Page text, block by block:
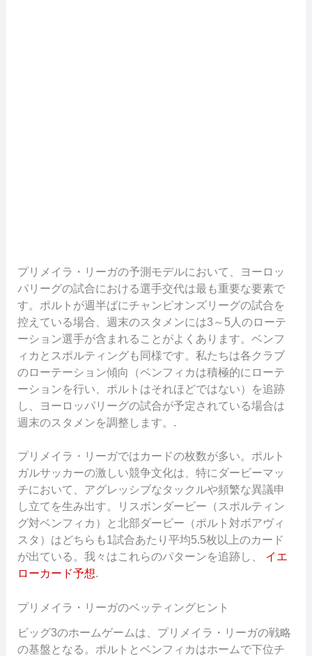
プリメイラ・リーガの予測モデルにおいて、ヨーロッ
パリーグの試合における選手交代は最も重要な要素で
す。ポルトが週半ばにチャンピオンズリーグの試合を
控えている場合、週末のスタメンには3～5人のローテ
ーション選手が含まれることがよくあります。ベンフ
ィカとスポルティングも同様です。私たちは各クラブ
のローテーション傾向（ベンフィカは積極的にローテ
ーションを行い、ポルトはそれほどではない）を追跡
し、ヨーロッパリーグの試合が予定されている場合は
週末のスタメンを調整します。.
プリメイラ・リーガではカードの枚数が多い。ポルト
ガルサッカーの激しい競争文化は、特にダービーマッ
チにおいて、アグレッシブなタックルや頻繁な異議申
し立てを生み出す。リスボンダービー（スポルティン
グ対ベンフィカ）と北部ダービー（ポルト対ボアヴィ
スタ）はどちらも1試合あたり平均5.5枚以上のカード
が出ている。我々はこれらのパターンを追跡し、 イエ
ローカード予想.
プリメイラ・リーガのベッティングヒント
ビッグ3のホームゲームは、プリメイラ・リーガの戦略
の基盤となる。ポルトとベンフィカはホームで下位チ